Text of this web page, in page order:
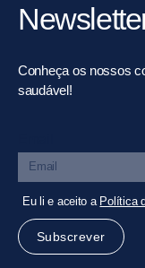
Conheça os nossos
saudável!
Eu li e aceito a Política
Subscrever